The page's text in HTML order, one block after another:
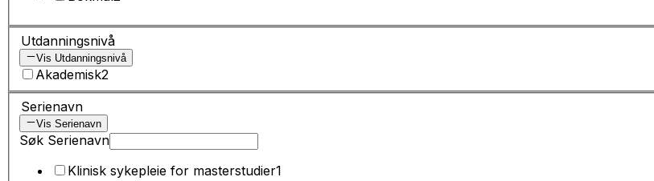
Utdanningsnivå
Vis Utdanningsnivå
Akademisk2
Serienavn
Vis Serienavn
Søk Serienavn
Klinisk sykepleie for masterstudier1